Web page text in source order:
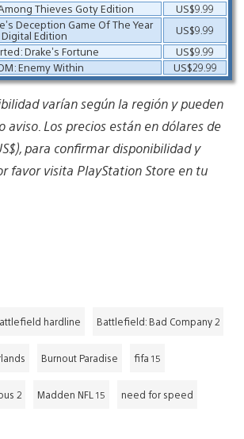
Thieves Goty Edition
US$9.99
Deception Game Of The Year
Digital Edition
US$9.99
Drake’s Fortune
US$9.99
Enemy Within
US$29.99
varían según la región y pueden
aviso. Los precios están en dólares de
para confirmar disponibilidad y
favor visita PlayStation Store en tu
hardline Battlefield: Bad Company 2
Burnout Paradise fifa 15
2 Madden NFL 15 need for speed